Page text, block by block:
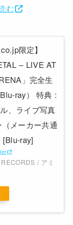
む
限定】
– LIVE AT
」完全生
ray） 特典 :
、ライブ写真
メーカー共通
[Blu-ray]
/ アミ